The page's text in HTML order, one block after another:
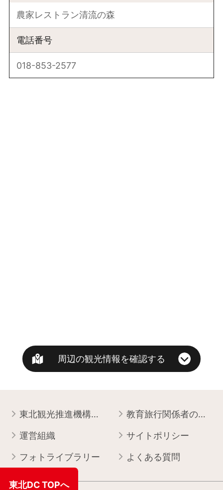
農家レストラン清流の森
電話番号
018-853-2577
周辺の観光情報を確認する
東北観光推進機構について 教育旅行関係者の皆様へ
運営組織 サイトポリシー
フォトライブラリー よくある質問
東北DC TOPへ